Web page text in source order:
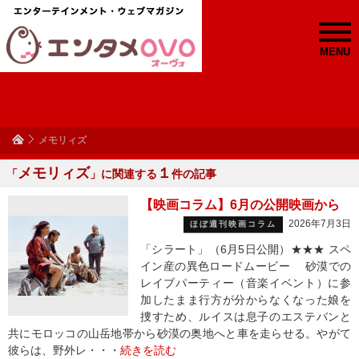
MENU
メモリィズ
「メモリィズ 」に関連する １ 件の記事
【映画コラム】6月の公開映画から
ほぼ週刊映画コラム 2026年7月3日
「シラート」（6月5日公開）★★★ スペ
イン産の異色ロードムービー 砂漠での
レイブパーティー（音楽イベント）に参
加したまま行方が分からなくなった娘を
捜すため、ルイスは息子のエステバンと
共にモロッコの山岳地帯から砂漠の奥地へと車を走らせる。やがて
彼らは、野外レ・・・ 続きを読む